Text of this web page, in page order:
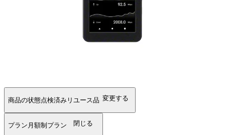
商品の状態点検済みリユース品 変更する
プラン 月額制プラン 閉じる